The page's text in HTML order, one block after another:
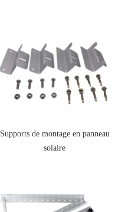
Supports de montage en panneau
solaire